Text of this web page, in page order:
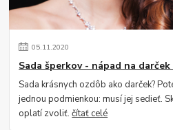
05.11.2020
Sada šperkov - nápad na darček
Sada krásnych ozdôb ako darček?
jednou podmienkou: musí jej sedieť.
oplatí zvoliť.čítať celé